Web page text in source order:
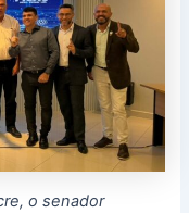
o senador